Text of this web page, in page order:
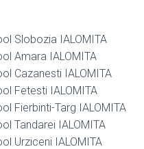
Slobozia IALOMITA
Amara IALOMITA
Cazanesti IALOMITA
Fetesti IALOMITA
Fierbinti-Targ IALOMITA
Tandarei IALOMITA
Urziceni IALOMITA